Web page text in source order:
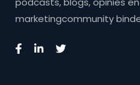
marketingcommunity